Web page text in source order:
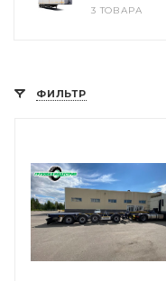
3 ТОВАРА
ФИЛЬТР